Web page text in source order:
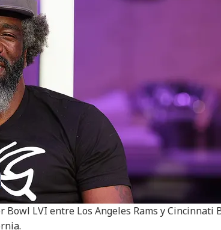
Bowl LVI entre Los Angeles Rams y Cincinnati